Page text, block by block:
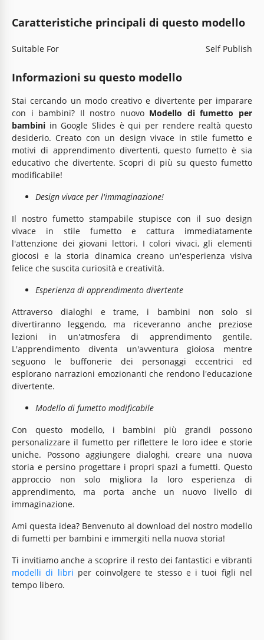
Caratteristiche principali di questo modello
Suitable For Self Publish
Informazioni su questo modello
Stai cercando un modo creativo e divertente per imparare
con i bambini? Il nostro nuovo Modello di fumetto per
bambini in Google Slides è qui per rendere realtà questo
desiderio. Creato con un design vivace in stile fumetto e
motivi di apprendimento divertenti, questo fumetto è sia
educativo che divertente. Scopri di più su questo fumetto
modificabile!
Design vivace per l'immaginazione!
Il nostro fumetto stampabile stupisce con il suo design
vivace in stile fumetto e cattura immediatamente
l'attenzione dei giovani lettori. I colori vivaci, gli elementi
giocosi e la storia dinamica creano un'esperienza visiva
felice che suscita curiosità e creatività.
Esperienza di apprendimento divertente
Attraverso dialoghi e trame, i bambini non solo si
divertiranno leggendo, ma riceveranno anche preziose
lezioni in un'atmosfera di apprendimento gentile.
L'apprendimento diventa un'avventura gioiosa mentre
seguono le buffonerie dei personaggi eccentrici ed
esplorano narrazioni emozionanti che rendono l'educazione
divertente.
Modello di fumetto modificabile
Con questo modello, i bambini più grandi possono
personalizzare il fumetto per riflettere le loro idee e storie
uniche. Possono aggiungere dialoghi, creare una nuova
storia e persino progettare i propri spazi a fumetti. Questo
approccio non solo migliora la loro esperienza di
apprendimento, ma porta anche un nuovo livello di
immaginazione.
Ami questa idea? Benvenuto al download del nostro modello
di fumetti per bambini e immergiti nella nuova storia!
Ti invitiamo anche a scoprire il resto dei fantastici e vibranti
modelli di libri per coinvolgere te stesso e i tuoi figli nel
tempo libero.